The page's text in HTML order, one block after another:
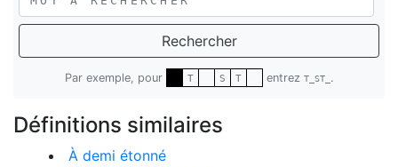
Rechercher
Par exemple, pour T S T entrez T_ST_ .
Définitions similaires
À demi étonné